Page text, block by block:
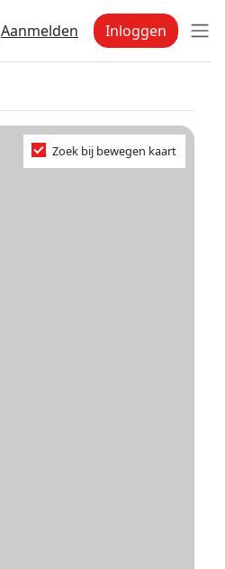
Aanmelden Inloggen
Zoek bij bewegen kaart